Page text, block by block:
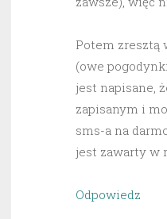
Potem zresztą
(owe
jest napisane,
zapisanym i
sms-a na
jest zawarty w
Odpowiedz